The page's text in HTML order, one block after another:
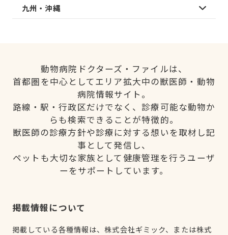
九州・沖縄
動物病院ドクターズ・ファイルは、
首都圏を中心としてエリア拡大中の獣医師・動物
病院情報サイト。
路線・駅・行政区だけでなく、診療可能な動物か
らも検索できることが特徴的。
獣医師の診療方針や診療に対する想いを取材し記
事として発信し、
ペットも大切な家族として健康管理を行うユーザ
ーをサポートしています。
掲載情報について
掲載している各種情報は、株式会社ギミック、または株式